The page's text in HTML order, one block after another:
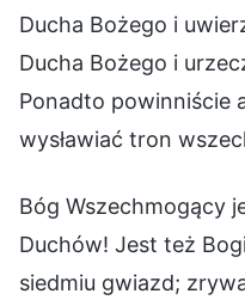
Ducha Bożego i
Ducha Bożego i
Ponadto powinniście
wysławiać tron
Bóg Wszechmogący
Duchów! Jest też
siedmiu gwiazd;